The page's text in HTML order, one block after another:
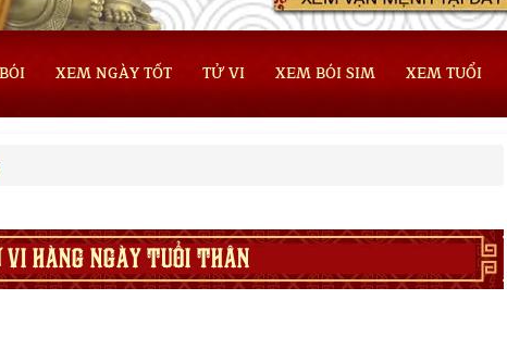
XEM NGÀY TỐT TỬ VI XEM BÓI SIM XEM TUỔI
HÀNG NGÀY TUỔI THÂN